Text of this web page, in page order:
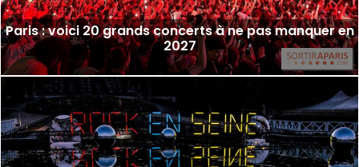
Paris : voici 20 grands concerts à ne pas manquer en
2027